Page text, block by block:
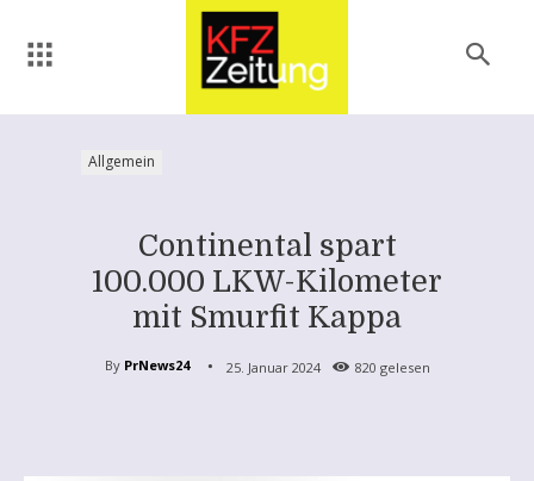
Allgemein
Continental spart
100.000 LKW-Kilometer
mit Smurfit Kappa
By PrNews24 25. Januar 2024 820 gelesen